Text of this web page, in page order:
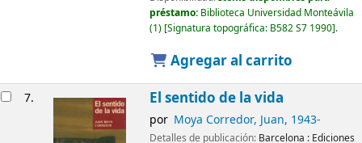
préstamo: Biblioteca Universidad Monteávila
(1) Signatura topográfica: B582 S7 1990 .
Agregar al carrito
7. El sentido de la vida
por Moya Corredor, Juan, 1943-
Detalles de publicación: Barcelona : Ediciones